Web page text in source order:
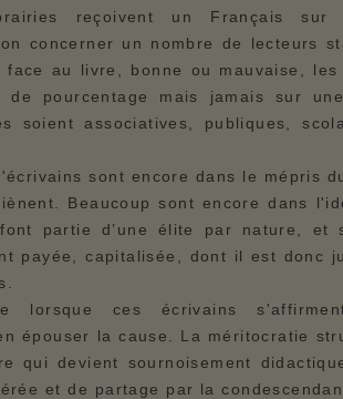
reçoivent un Français sur
concerner un nombre de lecteurs
au livre, bonne ou mauvaise, les
pourcentage mais jamais sur
soient associatives, publiques,
sont encore dans le mépris
Beaucoup sont encore dans
partie d’une élite par nature, et
payée, capitalisée, dont il est donc
lorsque ces écrivains
épouser la cause. La méritocratie
qui devient sournoisement
et de partage par la